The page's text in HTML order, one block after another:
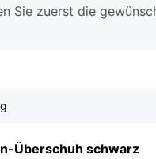
Sie zuerst die
Überschuh schwarz